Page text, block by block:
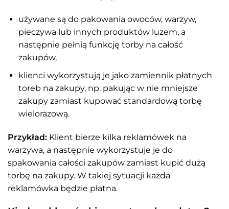
używane są do pakowania owoców, warzyw,
pieczywa lub innych produktów luzem, a
następnie pełnią funkcję torby na całość
zakupów,
klienci wykorzystują je jako zamiennik płatnych
toreb na zakupy, np. pakując w nie mniejsze
zakupy zamiast kupować standardową torbę
wielorazową.
Przykład: Klient bierze kilka reklamówek na
warzywa, a następnie wykorzystuje je do
spakowania całości zakupów zamiast kupić dużą
torbę na zakupy. W takiej sytuacji każda
reklamówka będzie płatna.